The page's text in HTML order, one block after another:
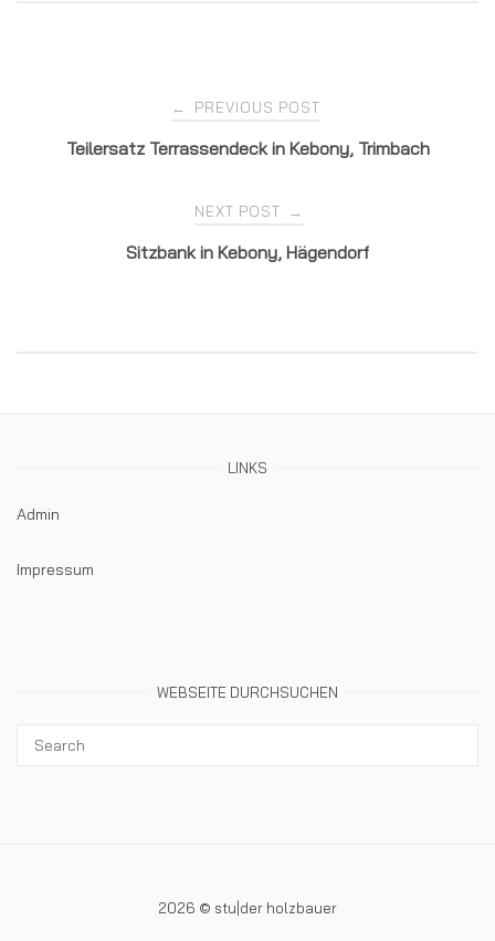
← PREVIOUS POST
Teilersatz Terrassendeck in Kebony, Trimbach
NEXT POST →
Sitzbank in Kebony, Hägendorf
LINKS
Admin
Impressum
WEBSEITE DURCHSUCHEN
2026 © stu|der holzbauer